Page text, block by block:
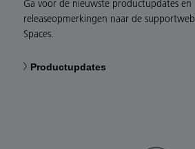
Ga voor de nieuwste productupdates en
releaseopmerkingen naar de
Spaces.
Productupdates